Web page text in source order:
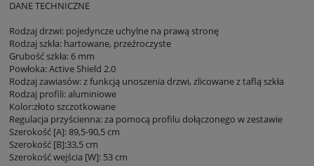
DANE TECHNICZNE
Rodzaj drzwi: pojedyncze uchylne na prawą stronę
Rodzaj szkła: hartowane, przeźroczyste
Grubość szkła: 6 mm
Powłoka: Active Shield 2.0
Rodzaj zawiasów: z funkcją unoszenia drzwi, zlicowane z taflą szkła
Rodzaj profili: aluminiowe
Kolor:złoto szczotkowane
Regulacja przyścienna: za pomocą profilu dołączonego w zestawie
Szerokość [A]: 89,5-90,5 cm
Szerokość [B]:33,5 cm
Szerokość wejścia [W]: 53 cm